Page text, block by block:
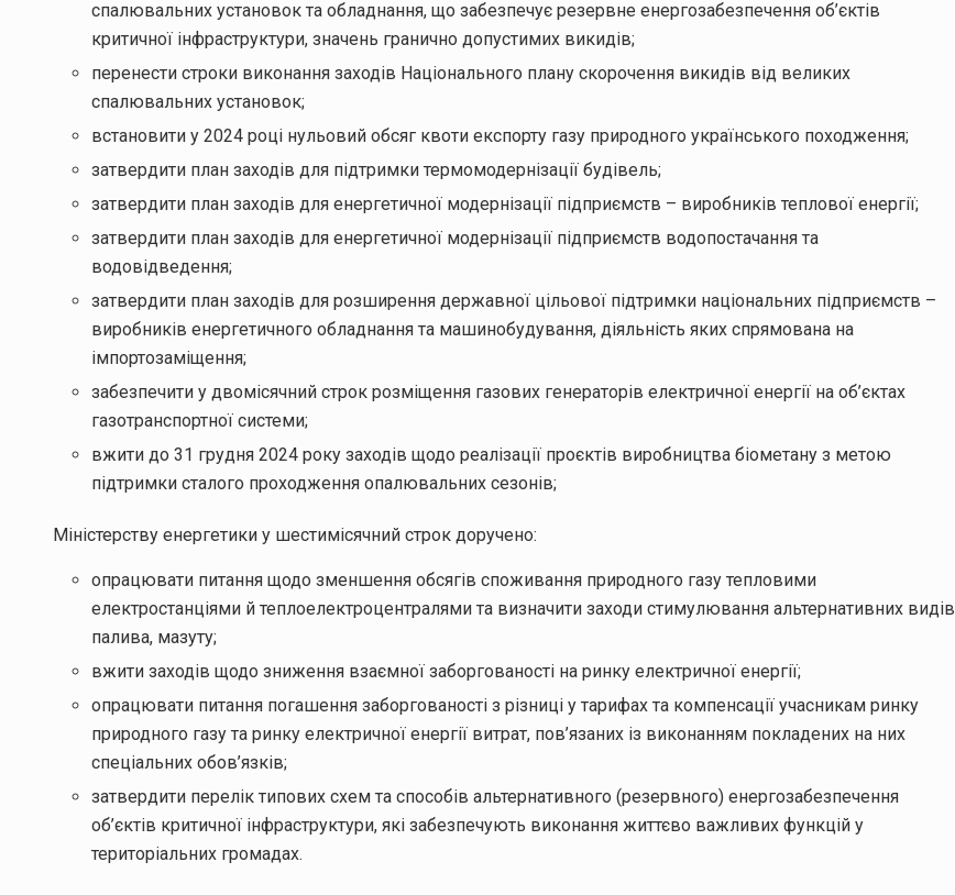
спалювальних установок та обладнання, що забезпечує резервне енергозабезпечення об’єктів
критичної інфраструктури, значень гранично допустимих викидів;
перенести строки виконання заходів Національного плану скорочення викидів від великих
спалювальних установок;
встановити у 2024 році нульовий обсяг квоти експорту газу природного українського походження;
затвердити план заходів для підтримки термомодернізації будівель;
затвердити план заходів для енергетичної модернізації підприємств – виробників теплової енергії;
затвердити план заходів для енергетичної модернізації підприємств водопостачання та
водовідведення;
затвердити план заходів для розширення державної цільової підтримки національних підприємств –
виробників енергетичного обладнання та машинобудування, діяльність яких спрямована на
імпортозаміщення;
забезпечити у двомісячний строк розміщення газових генераторів електричної енергії на об’єктах
газотранспортної системи;
вжити до 31 грудня 2024 року заходів щодо реалізації проєктів виробництва біометану з метою
підтримки сталого проходження опалювальних сезонів;
Міністерству енергетики у шестимісячний строк доручено:
опрацювати питання щодо зменшення обсягів споживання природного газу тепловими
електростанціями й теплоелектроцентралями та визначити заходи стимулювання альтернативних видів
палива, мазуту;
вжити заходів щодо зниження взаємної заборгованості на ринку електричної енергії;
опрацювати питання погашення заборгованості з різниці у тарифах та компенсації учасникам ринку
природного газу та ринку електричної енергії витрат, пов’язаних із виконанням покладених на них
спеціальних обов’язків;
затвердити перелік типових схем та способів альтернативного (резервного) енергозабезпечення
об’єктів критичної інфраструктури, які забезпечують виконання життєво важливих функцій у
територіальних громадах.